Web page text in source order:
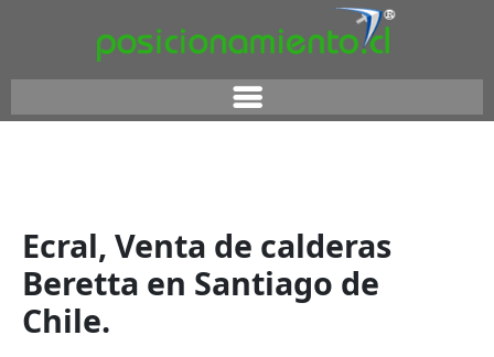
Ecral, Venta de calderas
Beretta en Santiago de
Chile.